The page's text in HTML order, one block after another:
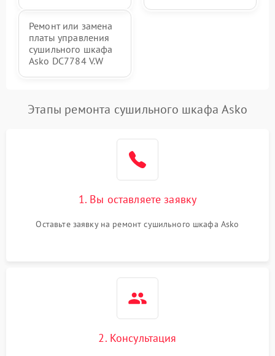
Ремонт или замена
платы управления
сушильного шкафа
Asko DC7784 V.W
Этапы ремонта сушильного шкафа Asko
1. Вы оставляете заявку
Оставьте заявку на ремонт сушильного шкафа Asko
2. Консультация